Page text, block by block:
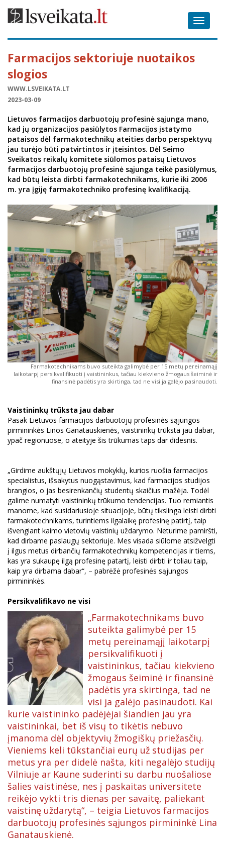
Toggle
Farmacijos sektoriuje nuotaikos
slogios
WWW.LSVEIKATA.LT
2023-03-09
Lietuvos farmacijos darbuotojų profesinė sąjunga mano,
kad jų organizacijos pasiūlytos Farmacijos įstatymo
pataisos dėl farmakotechnikų ateities darbo perspektyvų
jau turėjo būti patvirtintos ir įteisintos. Dėl Seimo
Sveikatos reikalų komitete siūlomos pataisų Lietuvos
farmacijos darbuotojų profesinė sąjunga teikė pasiūlymus,
kad būtų leista dirbti farmakotechnikams, kurie iki 2006
m. yra įgiję farmakotechniko profesinę kvalifikaciją.
Farmakotechnikams buvo suteikta galimybė per 15 metų pereinamąjį
laikotarpį persikvalifikuoti į vaistininkus, tačiau kiekvieno žmogaus šeiminė ir
finansinė padėtis yra skirtinga, tad ne visi ja galėjo pasinaudoti.
Vaistininkų trūksta jau dabar
Pasak Lietuvos farmacijos darbuotojų profesinės sąjungos
pirmininkės Linos Ganatauskienės, vaistininkų trūksta jau dabar,
ypač regionuose, o ateityje šis trūkumas taps dar didesnis.
„Girdime aukštųjų Lietuvos mokyklų, kurios ruošia farmacijos
specialistus, išsakytus nuogąstavimus, kad farmacijos studijos
brangios, o jas besirenkančių studentų skaičius mažėja. Todėl
galime numatyti vaistininkų trūkumo tendencijas. Tuo remiantis
manome, kad susidariusioje situacijoje, būtų tikslinga leisti dirbti
farmakotechnikams, turintiems ilgalaikę profesinę patirtį, taip
išvengiant kaimo vietovių vaistinių uždarymo. Neturime pamiršti,
kad dirbame paslaugų sektoriuje. Mes visada siūlome atsižvelgti
į ilgus metus dirbančių farmakotechnikų kompetencijas ir tiems,
kas yra sukaupę ilgą profesinę patartį, leisti dirbti ir toliau taip,
kaip yra dirbama dabar“, – pabrėžė profesinės sąjungos
pirmininkės.
Persikvalifikavo ne visi
„Farmakotechnikams buvo
suteikta galimybė per 15
metų pereinamąjį laikotarpį
persikvalifikuoti į
vaistininkus, tačiau kiekvieno
žmogaus šeiminė ir finansinė
padėtis yra skirtinga, tad ne
visi ja galėjo pasinaudoti. Kai
kurie vaistininko padėjėjai šiandien jau yra
vaistininkai, bet iš visų to tikėtis nebuvo
įmanoma dėl objektyvių žmogiškų priežasčių.
Vieniems keli tūkstančiai eurų už studijas per
metus yra per didelė našta, kiti negalėjo studijų
Vilniuje ar Kaune suderinti su darbu nuošaliose
šalies vaistinėse, nes į paskaitas universitete
reikėjo vykti tris dienas per savaitę, paliekant
vaistinę uždarytą“, – teigia Lietuvos farmacijos
darbuotojų profesinės sąjungos pirmininkė Lina
Ganatauskienė.